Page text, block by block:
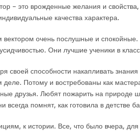
– это врожденные желания и
качества характера.
вектором очень послушные и
Они лучшие ученики в
своей способности накапливать знания
Потому и востребованы как
друзья. Любят пожарить на природе
всегда помнят, как готовила в детстве
к истории. Все, что было вчера,